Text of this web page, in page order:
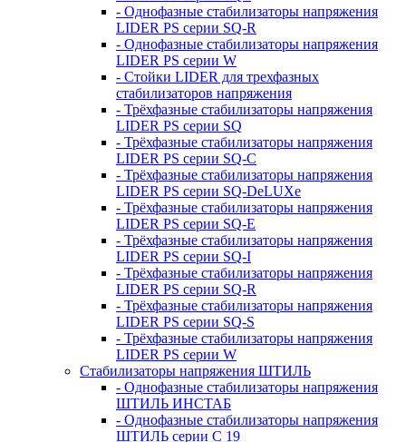
- Однофазные стабилизаторы напряжения
LIDER PS серии SQ-R
- Однофазные стабилизаторы напряжения
LIDER PS серии W
- Стойки LIDER для трехфазных
стабилизаторов напряжения
- Трёхфазные стабилизаторы напряжения
LIDER PS серии SQ
- Трёхфазные стабилизаторы напряжения
LIDER PS серии SQ-C
- Трёхфазные стабилизаторы напряжения
LIDER PS серии SQ-DeLUXe
- Трёхфазные стабилизаторы напряжения
LIDER PS серии SQ-E
- Трёхфазные стабилизаторы напряжения
LIDER PS серии SQ-I
- Трёхфазные стабилизаторы напряжения
LIDER PS серии SQ-R
- Трёхфазные стабилизаторы напряжения
LIDER PS серии SQ-S
- Трёхфазные стабилизаторы напряжения
LIDER PS серии W
Стабилизаторы напряжения ШТИЛЬ
- Однофазные стабилизаторы напряжения
ШТИЛЬ ИНСТАБ
- Однофазные стабилизаторы напряжения
ШТИЛЬ серии C 19